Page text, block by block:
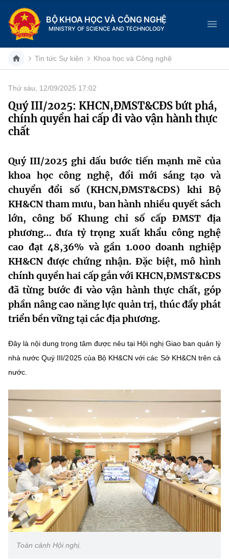
BỘ KHOA HỌC VÀ CÔNG NGHỆ
MINISTRY OF SCIENCE AND TECHNOLOGY
Danh mục
Trang chủ
Chức năng nhiệm vụ
Cơ cấu tổ chức
Lịch sử phát triển
Sở Khoa học và Công nghệ
Tin tức sự kiện
Khoa học và Công nghệ
Đổi mới sáng tạo
Chuyển đổi số
Bưu chính, Viễn thông
Sở hữu trí tuệ
Tiêu chuẩn, đo lường, chất lượng
Năng lượng nguyên tử
Tin tổng hợp
Dịch vụ công
Hệ thống văn bản
Văn bản QPPL
Văn bản chỉ đạo điều hành
Lấy ý kiến người dân về dự thảo VBQPPL
MST IOFFICE
THỐNG KÊ
Khoa học và Công nghệ
Đổi mới sáng tạo
Bưu chính, Viễn thông
Sở hữu trí tuệ
Tiêu chuẩn, đo lường, chất lượng
Năng lượng nguyên tử
Multimedia
THƯ ĐIỆN TỬ
Infographic
Ảnh
Voice
Nhiệm vụ trọng tâm
Chọn ngôn ngữ
Vietnamese English
MINISTRY OF SCIENCE AND TECHNOLOGY
Tin tức Sự kiện Khoa học và Công nghệ
Thứ sáu, 12/09/2025 17:02
Quý III/2025: KHCN,ĐMST&CĐS bứt phá,
chính quyền hai cấp đi vào vận hành thực
chất
Quý III/2025 ghi dấu bước tiến mạnh mẽ của
khoa học công nghệ, đổi mới sáng tạo và
chuyển đổi số (KHCN,ĐMST&CĐS) khi Bộ
KH&CN tham mưu, ban hành nhiều quyết sách
lớn, công bố Khung chỉ số cấp ĐMST địa
phương… đưa tỷ trọng xuất khẩu công nghệ
cao đạt 48,36% và gần 1.000 doanh nghiệp
KH&CN được chứng nhận. Đặc biệt, mô hình
chính quyền hai cấp gắn với KHCN,ĐMST&CĐS
đã từng bước đi vào vận hành thực chất, góp
phần nâng cao năng lực quản trị, thúc đẩy phát
triển bền vững tại các địa phương.
Đây là nội dung trọng tâm được nêu tại Hội nghị Giao ban quản lý
nhà nước Quý III/2025 của Bộ KH&CN với các Sở KH&CN trên cả
nước.
Toàn cảnh Hội nghị.